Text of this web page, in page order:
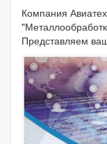
Компания
Представляем